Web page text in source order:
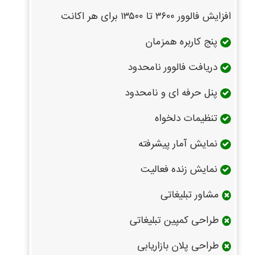
افزایش فالوور ۳۶۰۰ تا ۱۳۵۰۰ برای هر اکانت
پنج کاربره همزمان
دریافت فالوور نامحدود
پنل حرفه ای و نامحدود
تنظیمات دلخواه
نمایش آمار پیشرفته
نمایش زنده فعالیت
مشاور تبلیغاتی
طراحی کمپین تبلیغاتی
طراحی پلان بازاریابی